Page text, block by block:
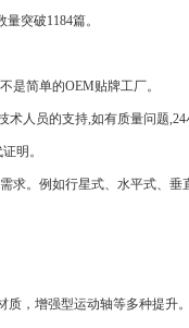
突破1184篇。
是简单的OEM贴牌工厂。
人员的支持,如有质量问题,24
明。
求。例如行星式、水平式、
，增强型运动轴等多种提升